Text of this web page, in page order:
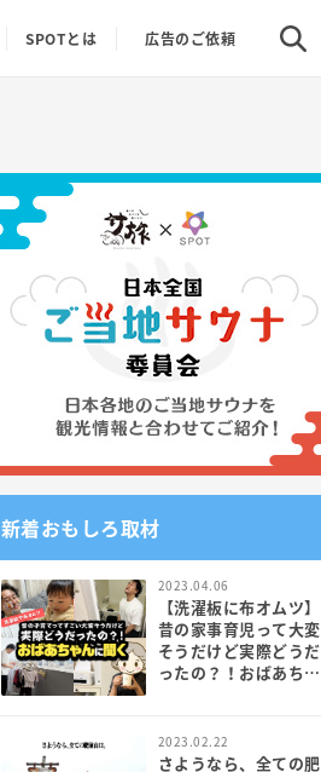
SPOTとは 広告のご依頼
新着おもしろ取材
2023.04.06
【洗濯板に布オムツ】
昔の家事育児って大変
そうだけど実際どうだ
ったの？！おばあちゃ
2023.02.22
さようなら、全ての肥